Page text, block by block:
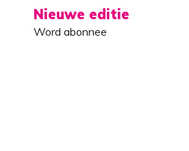
Nieuwe editie
Word abonnee